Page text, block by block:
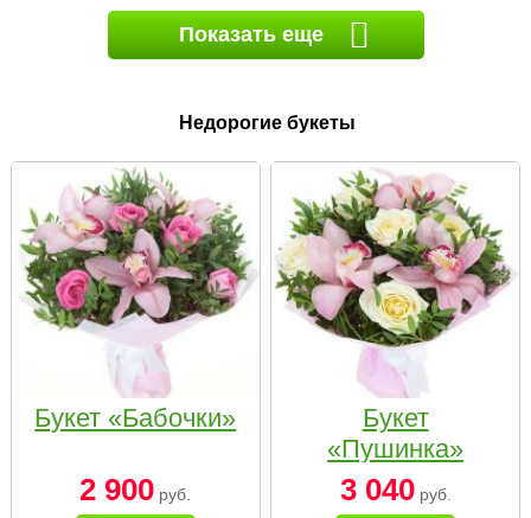
Показать еще
Недорогие букеты
Букет «Бабочки»
2 900 руб.
Букет
«Пушинка»
3 040руб.